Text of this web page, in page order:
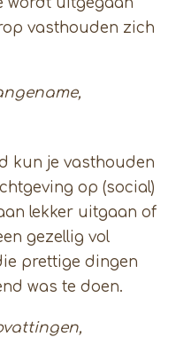
vasthouden zich
kun je vasthouden
op (social)
lekker uitgaan of
gezellig vol
prettige dingen
was te doen.